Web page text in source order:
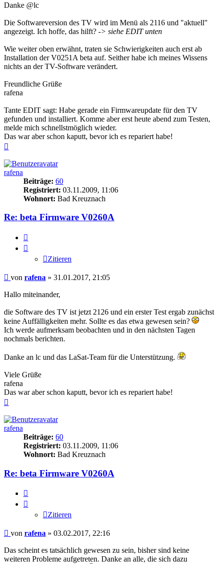
Danke @lc
Die Softwareversion des TV wird im Menü als 2116 und "aktuell"
angezeigt. Ich hoffe, das hilft? -> siehe EDIT unten
Wie weiter oben erwähnt, traten sie Schwierigkeiten auch erst ab
Installation der V0251A beta auf. Seither habe ich meines Wissens
nichts an der TV-Software verändert.
Freundliche Grüße
rafena
Tante EDIT sagt: Habe gerade ein Firmwareupdate für den TV
gefunden und installiert. Komme aber erst heute abend zum Testen,
melde mich schnellstmöglich wieder.
Das war aber schon kaputt, bevor ich es repariert habe!
rafena
Beiträge: 60
Registriert: 03.11.2009, 11:06
Wohnort: Bad Kreuznach
Re: beta Firmware V0260A
Zitieren
Beitrag
von rafena » 31.01.2017, 21:05
Hallo miteinander,
die Software des TV ist jetzt 2126 und ein erster Test ergab zunächst
keine Auffälligkeiten mehr. Sollte es das etwa gewesen sein?
Ich werde aufmerksam beobachten und in den nächsten Tagen
nochmals berichten.
Danke an lc und das LaSat-Team für die Unterstützung.
Viele Grüße
rafena
Das war aber schon kaputt, bevor ich es repariert habe!
rafena
Beiträge: 60
Registriert: 03.11.2009, 11:06
Wohnort: Bad Kreuznach
Re: beta Firmware V0260A
Zitieren
Beitrag
von rafena » 03.02.2017, 22:16
Das scheint es tatsächlich gewesen zu sein, bisher sind keine
weiteren Probleme aufgetreten. Danke an alle, die sich dazu